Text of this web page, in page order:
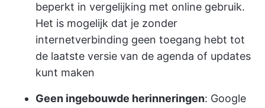
beperkt in vergelijking met online gebruik.
Het is mogelijk dat je zonder
internetverbinding geen toegang hebt tot
de laatste versie van de agenda of updates
kunt maken
Geen ingebouwde herinneringen: Google